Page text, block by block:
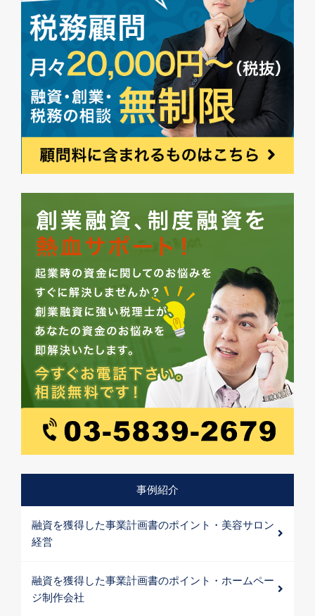
事例紹介
融資を獲得した事業計画書のポイント・美容サロン
経営
融資を獲得した事業計画書のポイント・ホームペー
ジ制作会社